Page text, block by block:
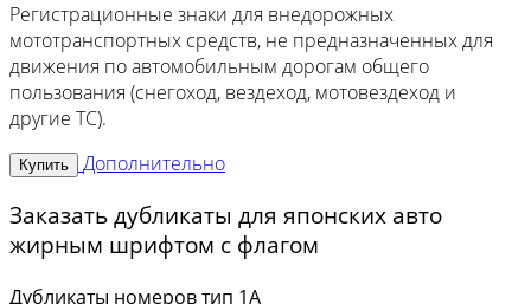
Регистрационные знаки для внедорожных
мототранспортных средств, не предназначенных для
движения по автомобильным дорогам общего
пользования (снегоход, вездеход, мотовездеход и
другие ТС).
Купить Дополнительно
Заказать дубликаты для японских авто
жирным шрифтом с флагом
Дубликаты номеров тип 1А